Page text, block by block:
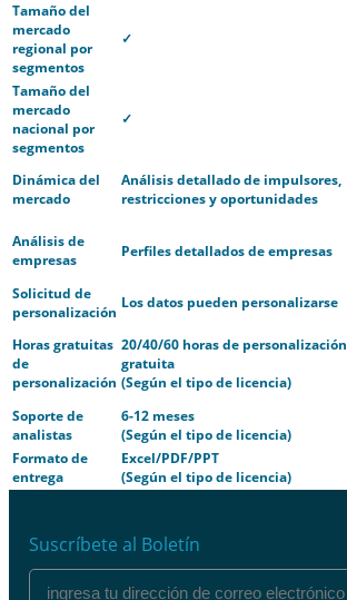
Tamaño del
mercado
regional por
segmentos
✓
Tamaño del
mercado
nacional por
segmentos
✓
Dinámica del
mercado
Análisis detallado de impulsores,
restricciones y oportunidades
Análisis de
empresas
Perfiles detallados de empresas
Solicitud de
personalización
Los datos pueden personalizarse
Horas gratuitas
de
personalización
20/40/60 horas de personalización
gratuita
(Según el tipo de licencia)
Soporte de
analistas
6-12 meses
(Según el tipo de licencia)
Formato de
entrega
Excel/PDF/PPT
(Según el tipo de licencia)
Suscríbete al Boletín